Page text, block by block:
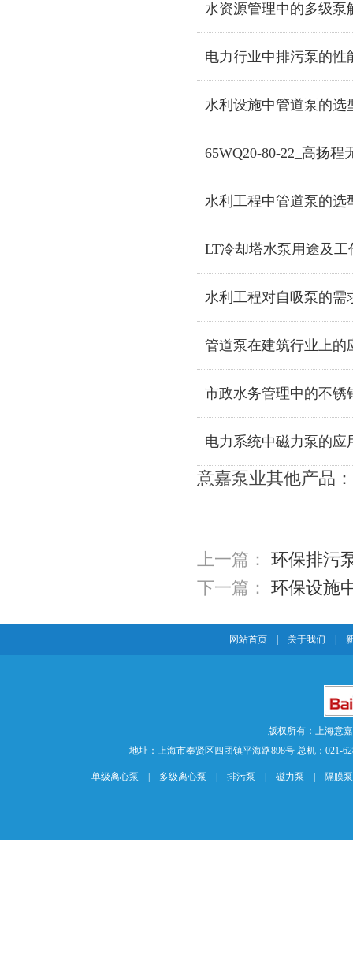
水资源管理中的多级泵
电力行业中排污泵的性
水利设施中管道泵的选
65WQ20-80-22_高扬程
水利工程中管道泵的选
LT冷却塔水泵用途及工
水利工程对自吸泵的需
管道泵在建筑行业上的
市政水务管理中的不锈
电力系统中磁力泵的应
意嘉泵业其他产品：
上一篇： 环保排污
下一篇： 环保设施
网站首页 关于我们
版权所有：上海意
地址：上海市奉贤区四团镇平海路898号 总机：021-
单级离心泵 多级离心泵 排污泵 磁力泵 隔膜泵